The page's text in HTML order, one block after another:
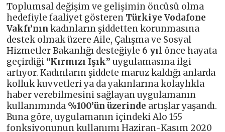
Toplumsal değişim ve gelişimin öncüsü olma
hedefiyle faaliyet gösteren Türkiye Vodafone
Vakfı’nın kadınların şiddetten korunmasına
destek olmak üzere Aile, Çalışma ve Sosyal
Hizmetler Bakanlığı desteğiyle 6 yıl önce hayata
geçirdiği “Kırmızı Işık” uygulamasına ilgi
artıyor. Kadınların şiddete maruz kaldığı anlarda
kolluk kuvvetleri ya da yakınlarına kolaylıkla
haber verebilmesini sağlayan uygulamanın
kullanımında %100’ün üzerinde artışlar yaşandı.
Buna göre, uygulamanın içindeki Alo 155
fonksiyonunun kullanımı Haziran-Kasım 2020